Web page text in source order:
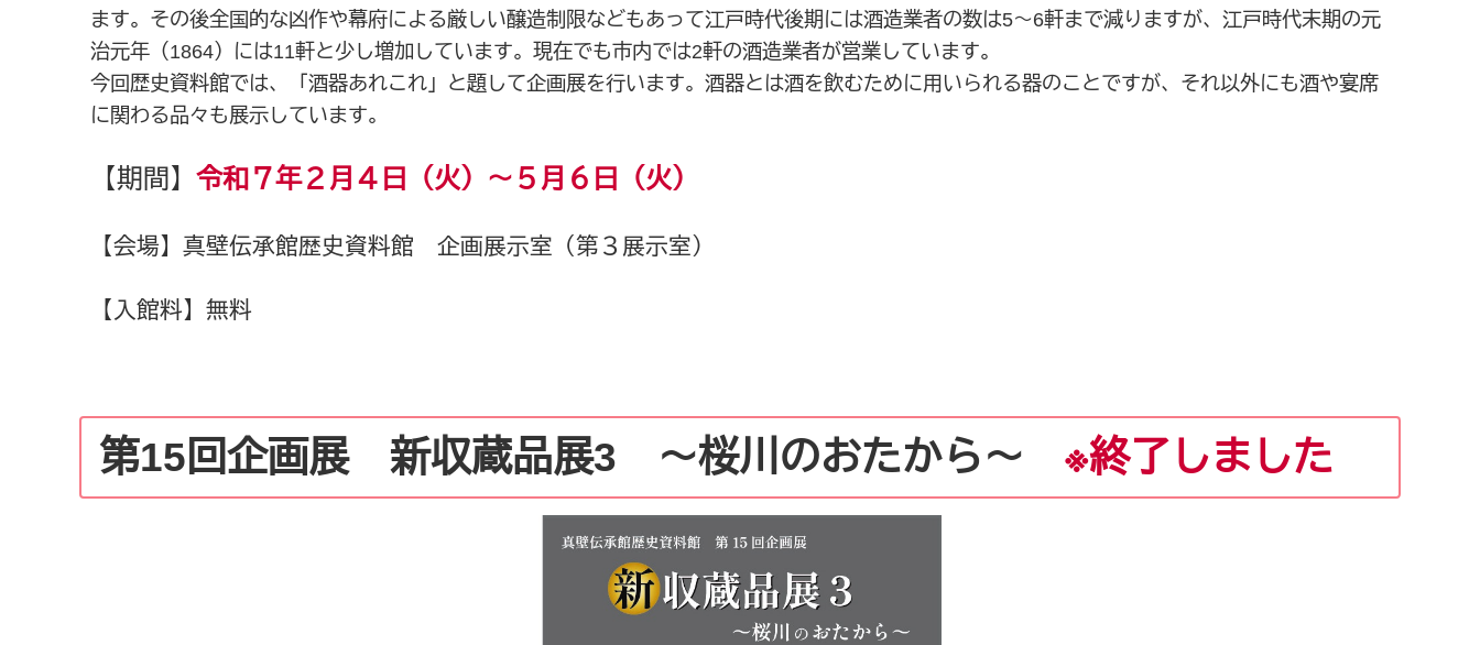
ます。その後全国的な凶作や幕府による厳しい醸造制限などもあって江戸時代後期には酒造業者の数は5～6軒まで減りますが、江戸時代末期の元
治元年（1864）には11軒と少し増加しています。現在でも市内では2軒の酒造業者が営業しています。
今回歴史資料館では、「酒器あれこれ」と題して企画展を行います。酒器とは酒を飲むために用いられる器のことですが、それ以外にも酒や宴席
に関わる品々も展示しています。
【期間】 令和７年２月４日（火）～５月６日（火）
【会場】真壁伝承館歴史資料館 企画展示室（第３展示室）
【入館料】無料
第15回企画展 新収蔵品展3 ～桜川のおたから～ ※終了しました